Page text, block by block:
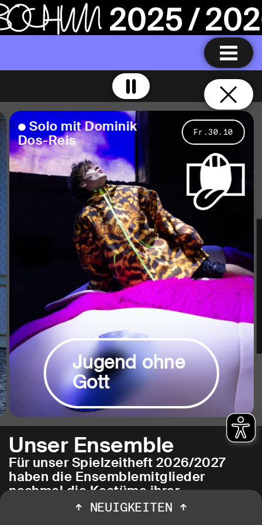
Solo mitDominik
Dos-Reis Fr.30.10
Jugend ohne
Gott
Unser Ensemble
Für unser Spielzeitheft 2026/2027
haben die Ensemblemitglieder
nochmal die Kostüme ihrer
Lieblingsrollen in Bochum
↑ NEUIGKEITEN ↑